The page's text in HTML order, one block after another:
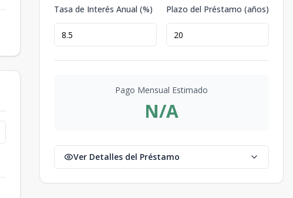
Tasa de Interés Anual (%) Plazo del Préstamo (años)
Pago Mensual Estimado
N/A
Ver Detalles del Préstamo